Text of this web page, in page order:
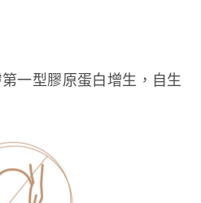
一型膠原蛋白增生，自生